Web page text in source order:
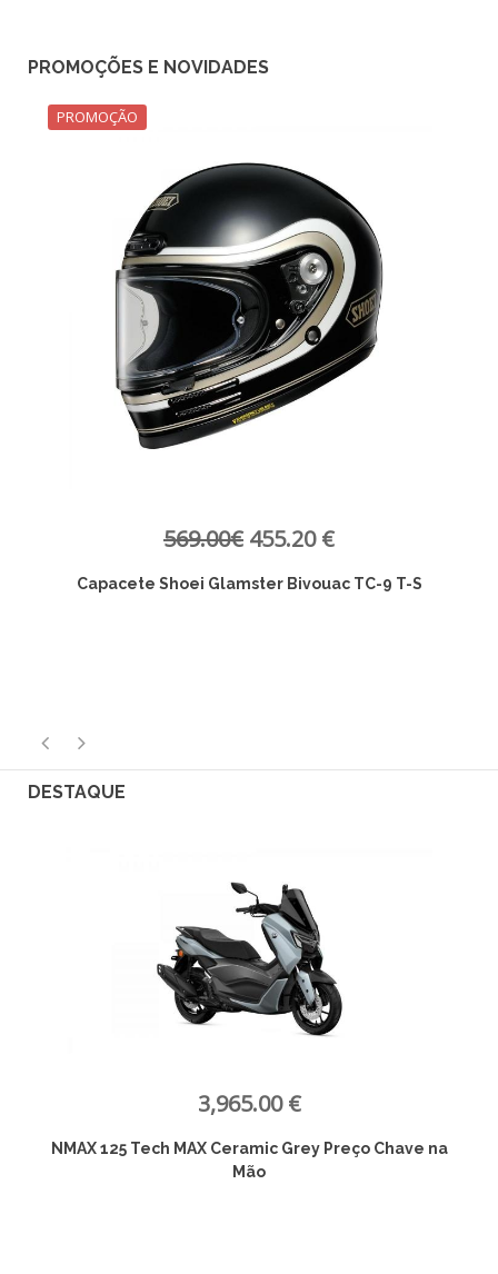
PROMOÇÕES E NOVIDADES
569.00€455.20 €
Capacete Shoei Glamster Bivouac TC-9 T-S
DESTAQUE
3,965.00 €
NMAX 125 Tech MAX Ceramic Grey Preço Chave na